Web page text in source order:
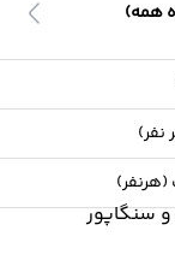
همه)
و سنگاپور